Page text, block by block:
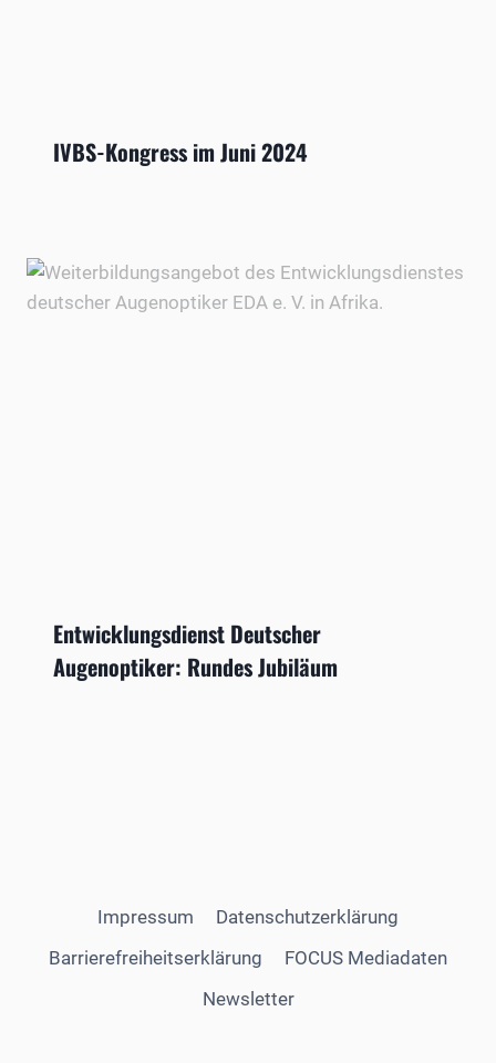
IVBS-Kongress im Juni 2024
Entwicklungsdienst Deutscher
Augenoptiker: Rundes Jubiläum
Impressum
Datenschutzerklärung
Barrierefreiheitserklärung
FOCUS Mediadaten
Newsletter